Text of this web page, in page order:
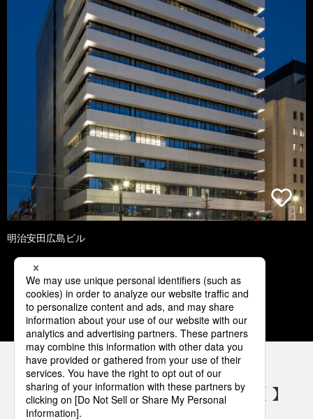
明治安田広島ビル
1 2 3 4 5
パナソニックの電気設備 SNSアカウント